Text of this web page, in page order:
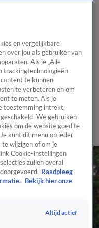
beste van Hart
Tip de
de redactiePanelVideo's
en vergelijkbare
over jou als gebruiker van
Als je „Alle
trackingtechnologieën
te kunnen
te verbeteren en om
te meten. Als je
toestemming intrekt,
We gebruiken
om de website goed te
kunt dit menu op ieder
te wijzigen of om je
Cookie-instellingen
zullen overal
Raadpleeg
Bekijk hier onze
Altijd actief